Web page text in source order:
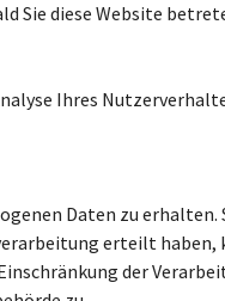
Sie diese Website
Ihres
Daten zu erhalten.
erteilt haben,
der